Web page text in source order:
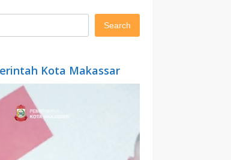
Search
Kota Makassar